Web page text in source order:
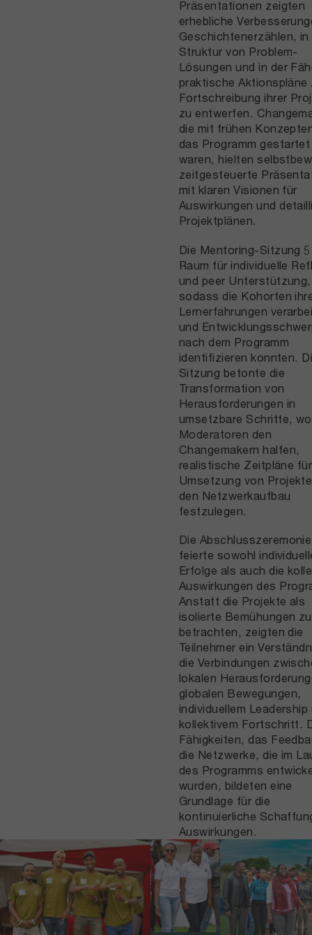
Präsentationen zeigten
erhebliche
Geschichtenerzählen, in
Struktur von Problem-
Lösungen und in der
praktische Aktionspläne
Fortschreibung ihrer
zu entwerfen.
die mit frühen
das Programm gestartet
waren, hielten
zeitgesteuerte
mit klaren Visionen für
Auswirkungen und
Projektplänen.
Die Mentoring-Sitzung
Raum für individuelle
und peer Unterstützung,
sodass die Kohorten
Lernerfahrungen
und
nach dem Programm
identifizieren konnten.
Sitzung betonte die
Transformation von
Herausforderungen in
umsetzbare Schritte,
Moderatoren den
Changemakern halfen,
realistische Zeitpläne
Umsetzung von
den Netzwerkaufbau
festzulegen.
Die Abschlusszeremonie
feierte sowohl
Erfolge als auch die
Auswirkungen des
Anstatt die Projekte als
isolierte Bemühungen zu
betrachten, zeigten die
Teilnehmer ein
die Verbindungen
lokalen
globalen Bewegungen,
individuellem Leadership
kollektivem Fortschritt.
Fähigkeiten, das
die Netzwerke, die im
des Programms
wurden, bildeten eine
Grundlage für die
kontinuierliche
Auswirkungen.